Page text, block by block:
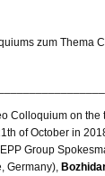
zum Thema
Colloquium on the
of October in
Group
Germany),